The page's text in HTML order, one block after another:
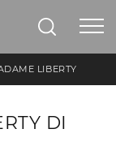
LIBERTY
DI